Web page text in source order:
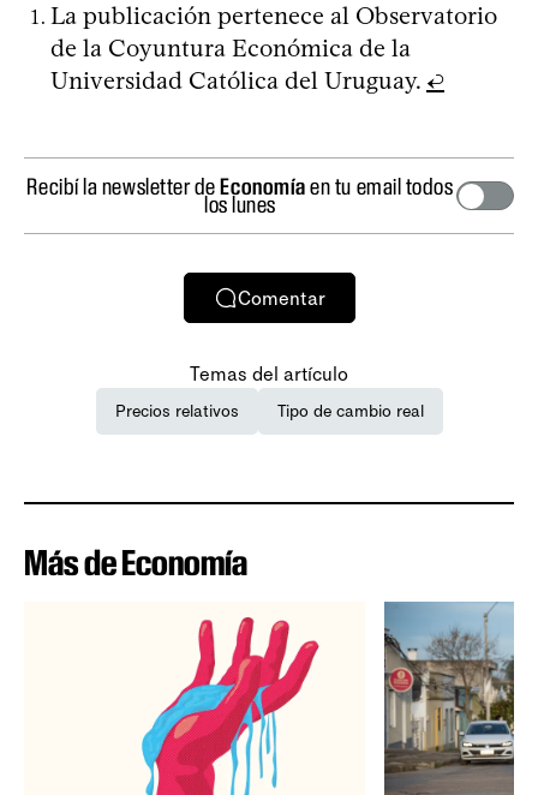
La publicación pertenece al Observatorio
de la Coyuntura Económica de la
Universidad Católica del Uruguay. ↩
Recibí la newsletter deEconomíaen tu email todos
los lunes
Comentar
Temas del artículo
Precios relativos Tipo de cambio real
Más de Economía